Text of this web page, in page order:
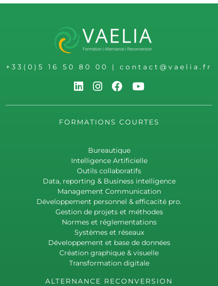
+33(0)5 16 50 80 00 | contact@vaelia.fr
FORMATIONS COURTES
Bureautique
Intelligence Artificielle
Outils collaboratifs
Data, reporting & Business intelligence
Management Communication
Développement personnel & efficacité pro.
Gestion de projets et méthodes
Normes et réglementations
Systèmes et réseaux
Développement et base de données
Création graphique & visuelle
Transformation digitale
ALTERNANCE RECONVERSION